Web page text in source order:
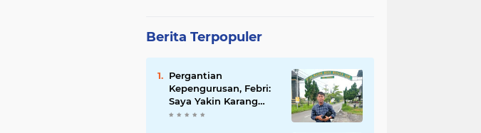
Berita Terpopuler
Pergantian
Kepengurusan, Febri:
Saya Yakin Karang
Taruna Wanakarsa